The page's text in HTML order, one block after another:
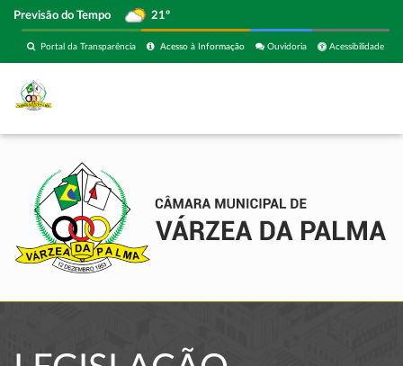
Previsão do Tempo 21º
Acessibilidade
Ouvidoria
Acesso à Informação
Portal da Transparência